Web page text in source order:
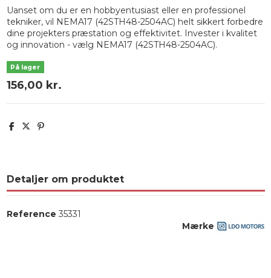
Uanset om du er en hobbyentusiast eller en professionel
tekniker, vil NEMA17 (42STH48-2504AC) helt sikkert forbedre
dine projekters præstation og effektivitet. Invester i kvalitet
og innovation - vælg NEMA17 (42STH48-2504AC).
På lager
156,00 kr.
Detaljer om produktet
Mærke
Reference 35331